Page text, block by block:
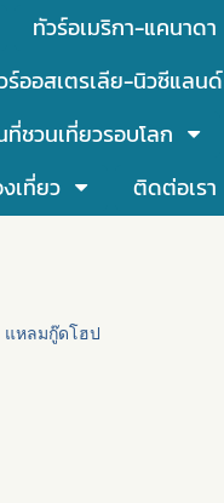
ทัวร์อเมริกา-แคนาดา
ร์ออสเตรเลีย-นิวซีแลนด์
ที่ชวนเที่ยวรอบโลก
เที่ยว ติดต่อเรา
แหลมกู๊ดโฮป